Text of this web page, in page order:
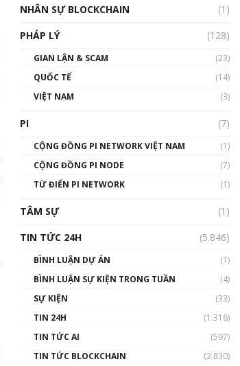
01:34:46
01:32:59
Talkshow17: Mùa đông
Crypto – Chiếc khăn gió ấm
01:49:30
Talkshow 14: MemeCoin –
NHÂN SỰ BLOCKCHAIN
(1)
PHÁP LÝ
(128)
GIAN LẬN & SCAM
(23)
QUỐC TẾ
(14)
VIỆT NAM
(3)
PI (7)
CỘNG ĐỒNG PI NETWORK VIỆT NAM
(1)
CỘNG ĐỒNG PI NODE
(7)
TỪ ĐIỂN PI NETWORK
(1)
TÂM SỰ
(1)
TIN TỨC 24H
(5.846)
BÌNH LUẬN DỰ ÁN
(1)
BÌNH LUẬN SỰ KIỆN TRONG TUẦN
(4)
SỰ KIỆN
(33)
TIN 24H
(1.316)
TIN TỨC AI
(597)
TIN TỨC BLOCKCHAIN
(2.830)